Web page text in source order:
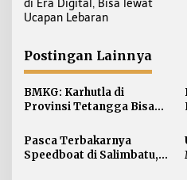
v
g
a
s
i
o
s
di Era Digital, Bisa lewat
Ucapan Lebaran
Postingan Lainnya
BMKG: Karhutla di
Provinsi Tetangga Bisa
Kaltara
Pasca Terbakarnya
Speedboat di Salimbatu,